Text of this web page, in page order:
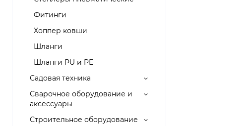
Фитинги
Хоппер ковши
Шланги
Шланги PU и PE
Садовая техника
Сварочное оборудование и
аксессуары
Строительное оборудование